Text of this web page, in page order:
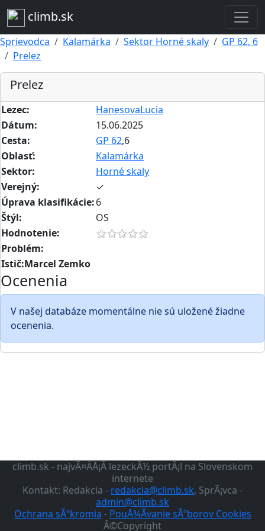
climb.sk
Sprievodca Kalamárka Sektor Horné skaly
GP 62, 6
Prelez
Prelez
Lezec:
HanesovaLucia
Dátum:
15.06.2025
Cesta:
GP 62,6
Oblasť:
Kalamárka
Sektor:
Horné skaly
Verejný:
✓
Úprava klasifikácie:6
Štýl:
OS
Hodnotenie:
Problém:
Istič:Marcel Zemko
Ocenenia
V našej databáze momentálne nie sú uložené žiadne
ocenenia.
climb.sk - najvÃ¤ÄÅ¡Ã­ lezeckÃ½ portÃ¡l na Slovenskom
internete
Kontakt: Redakcia - redakcia@climb.sk, SprÃ¡vca -
admin@climb.sk
Ochrana sÃºkromia - PouÅ¾Ã­vanie sÃºborov Cookies
Â©Copyright